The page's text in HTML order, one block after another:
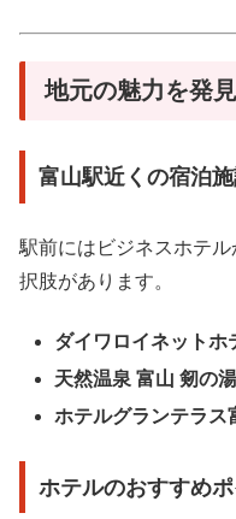
地元の魅力を発
富山駅近くの宿泊
駅前にはビジネスホテ
択肢があります。
ダイワロイネットホ
天然温泉 富山 剱の
ホテルグランテラス
ホテルのおすすめ